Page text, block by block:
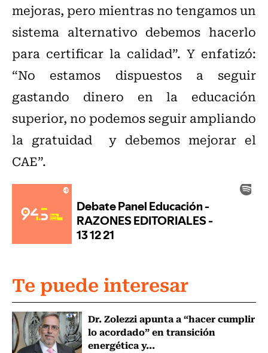
mejoras, pero mientras no tengamos un
sistema alternativo debemos hacerlo
para certificar la calidad”. Y enfatizó:
“No estamos dispuestos a seguir
gastando dinero en la educación
superior, no podemos seguir ampliando
la gratuidad y debemos mejorar el
CAE”.
Te puede interesar
Dr. Zolezzi apunta a “hacer cumplir
lo acordado” en transición
energética y...